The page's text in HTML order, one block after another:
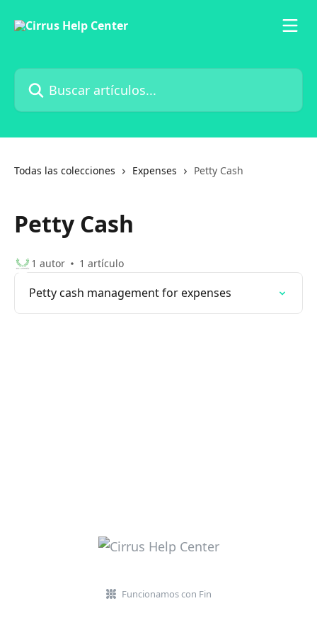
Buscar artículos...
Todas las colecciones Expenses Petty Cash
Petty Cash
1 autor 1 artículo
Petty cash management for expenses
Funcionamos con Fin